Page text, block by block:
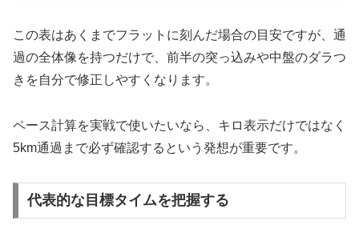
この表はあくまでフラットに刻んだ場合の目安ですが、通
過の全体像を持つだけで、前半の突っ込みや中盤のダラつ
きを自分で修正しやすくなります。
ペース計算を実戦で使いたいなら、キロ表示だけではなく
5km通過まで必ず確認するという発想が重要です。
代表的な目標タイムを把握する